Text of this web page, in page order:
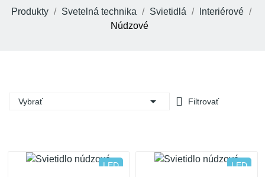
Produkty Svetelná technika Svietidlá
Interiérové
Núdzové
Vybrať  Filtrovať
LED
LED